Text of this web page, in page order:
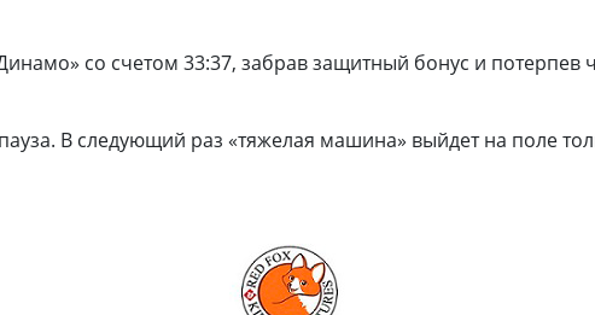
со счетом 33:37, забрав защитный бонус и потерпев
В следующий раз «тяжелая машина» выйдет на поле